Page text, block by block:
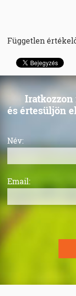
Független
és értesüljön
Név:
Email: